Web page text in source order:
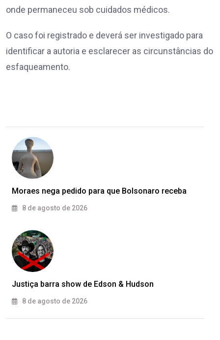
onde permaneceu sob cuidados médicos.
O caso foi registrado e deverá ser investigado para
identificar a autoria e esclarecer as circunstâncias do
esfaqueamento.
Moraes nega pedido para que Bolsonaro receba
8 de agosto de 2026
Justiça barra show de Edson & Hudson
8 de agosto de 2026